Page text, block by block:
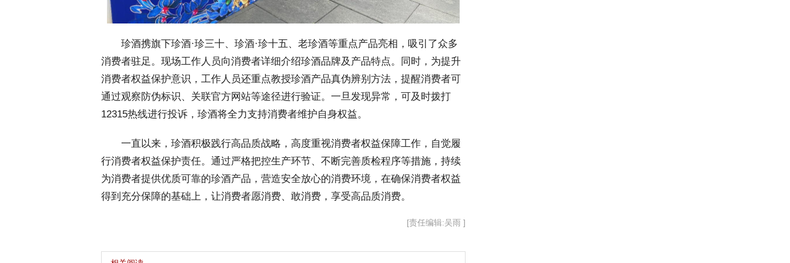
珍酒携旗下珍酒·珍三十、珍酒·珍十五、老珍酒等重点产品亮相，吸引了众多
消费者驻足。现场工作人员向消费者详细介绍珍酒品牌及产品特点。同时，为提升
消费者权益保护意识，工作人员还重点教授珍酒产品真伪辨别方法，提醒消费者可
通过观察防伪标识、关联官方网站等途径进行验证。一旦发现异常，可及时拨打
12315热线进行投诉，珍酒将全力支持消费者维护自身权益。
一直以来，珍酒积极践行高品质战略，高度重视消费者权益保障工作，自觉履
行消费者权益保护责任。通过严格把控生产环节、不断完善质检程序等措施，持续
为消费者提供优质可靠的珍酒产品，营造安全放心的消费环境，在确保消费者权益
得到充分保障的基础上，让消费者愿消费、敢消费，享受高品质消费。
[责任编辑:吴雨 ]